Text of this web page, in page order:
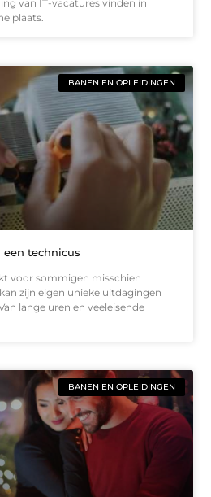
van IT-vacatures vinden in
plaats.
BANEN EN OPLEIDINGEN
een technicus
voor sommigen misschien
zijn eigen unieke uitdagingen
lange uren en veeleisende
BANEN EN OPLEIDINGEN